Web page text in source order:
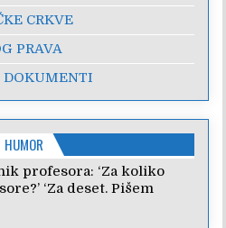
CRKVE
PRAVA
DOKUMENTI
HUMOR
profesora: ‘Za koliko
‘Za deset. Pišem